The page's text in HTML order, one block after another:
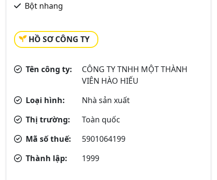
Bột nhang
HỒ SƠ CÔNG TY
Tên công ty:
CÔNG TY TNHH MỘT THÀNH
VIÊN HÀO HIẾU
Loại hình:
Nhà sản xuất
Thị trường:
Toàn quốc
Mã số thuế:
5901064199
Thành lập:
1999